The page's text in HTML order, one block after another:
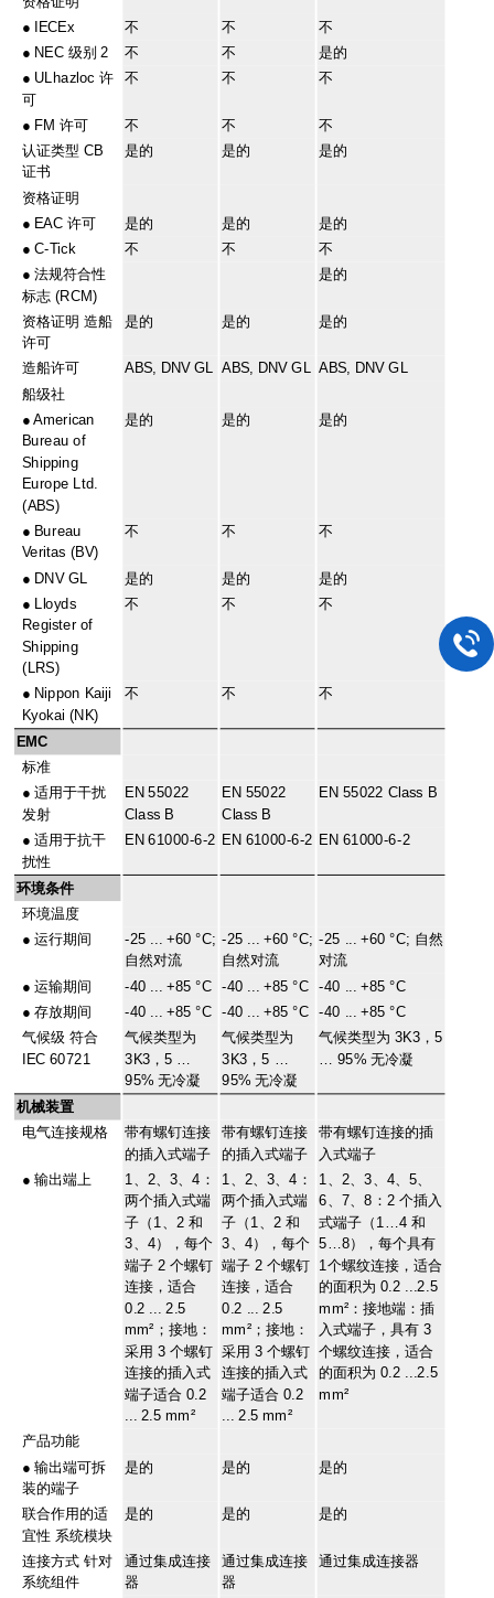
● IECEx 不 不
不
● NEC 级别 2 不 不
是的
● ULhazloc 许
可
不 不 不
● FM 许可 不 不
不
认证类型 CB
证书
是的 是的 是的
资格证明
● EAC 许可 是的 是的
是的
●C-Tick 不 不
不
●法规符合性
标志 (RCM)
是的
资格证明 造船
许可
是的 是的 是的
造船许可 ABS, DNV GL ABS, DNV GL ABS, DNV GL
船级社
●American
Bureau of
Shipping
Europe Ltd.
(ABS)
是的 是的 是的
● Bureau
Veritas (BV)
不 不 不
● DNV GL 是的 是的
是的
● Lloyds
Register of
Shipping
(LRS)
不 不 不
● Nippon Kaiji
Kyokai (NK)
不 不 不
EMC
标准
●适用于干扰
发射
EN 55022
Class B
EN 55022
Class B
EN 55022 Class B
●适用于抗干
扰性
EN 61000-6-2 EN 61000-6-2 EN 61000-6-2
环境条件
环境温度
●运行期间 -25 ... +60 °C;
自然对流
-25 ... +60 °C;
自然对流
-25 ... +60 °C; 自然
对流
●运输期间 -40 ... +85 °C -40 ... +85 °C
-40 ... +85 °C
●存放期间 -40 ... +85 °C -40 ... +85 °C
-40 ... +85 °C
气候级 符合
IEC 60721
气候类型为
3K3，5 …
95% 无冷凝
气候类型为
3K3，5 …
95% 无冷凝
气候类型为 3K3，5
… 95% 无冷凝
机械装置
电气连接规格
带有螺钉连接
的插入式端子
带有螺钉连接
的插入式端子
带有螺钉连接的插
入式端子
●输出端上
1、2、3、4：
两个插入式端
子（1、2 和
3、4），每个
端子 2 个螺钉
连接，适合
0.2 ... 2.5
mm²；接地：
采用 3 个螺钉
连接的插入式
端子适合 0.2
... 2.5 mm²
1、2、3、4：
两个插入式端
子（1、2 和
3、4），每个
端子 2 个螺钉
连接，适合
0.2 ... 2.5
mm²；接地：
采用 3 个螺钉
连接的插入式
端子适合 0.2
... 2.5 mm²
1、2、3、4、5、
6、7、8：2 个插入
式端子（1…4 和
5…8），每个具有
1个螺纹连接，适合
的面积为 0.2 ...2.5
mm²：接地端：插
入式端子，具有 3
个螺纹连接，适合
的面积为 0.2 ...2.5
mm²
产品功能
●输出端可拆
装的端子
是的 是的 是的
联合作用的适
宜性 系统模块
是的 是的 是的
连接方式 针对
系统组件
通过集成连接
器
通过集成连接
器
通过集成连接器